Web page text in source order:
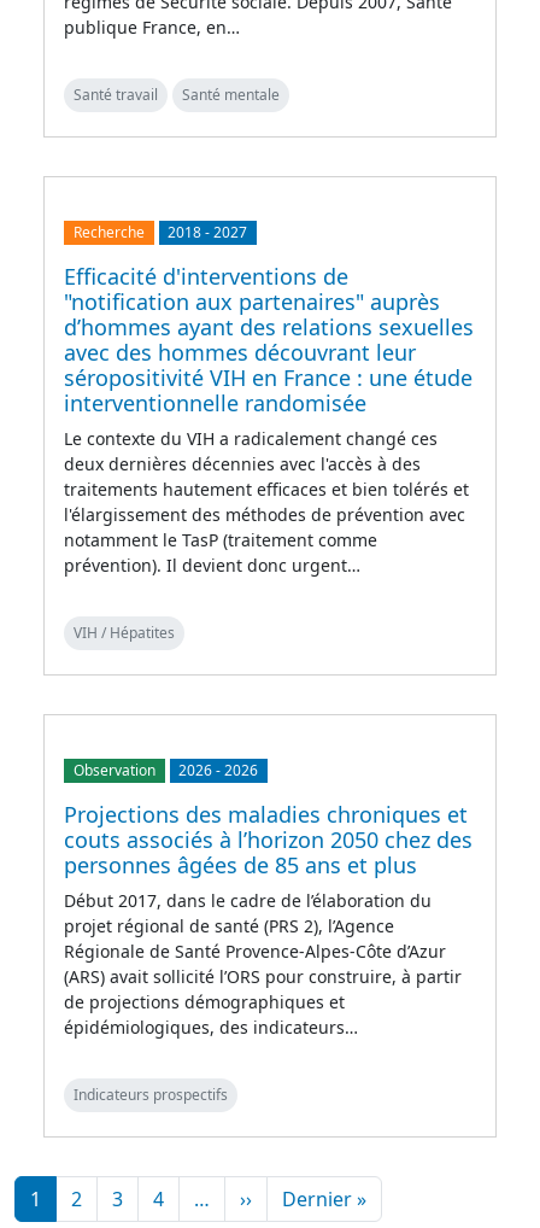
publique France, en…
Santé travail Santé mentale
Recherche 2018-2027
Efficacité d'interventions de
"notification aux partenaires" auprès
d’hommes ayant des relations sexuelles
avec des hommes découvrant leur
séropositivité VIH en France : une étude
interventionnelle randomisée
Le contexte du VIH a radicalement changé ces
deux dernières décennies avec l'accès à des
traitements hautement efficaces et bien tolérés et
l'élargissement des méthodes de prévention avec
notamment le TasP (traitement comme
prévention). Il devient donc urgent…
VIH / Hépatites
Observation 2026-2026
Projections des maladies chroniques et
couts associés à l’horizon 2050 chez des
personnes âgées de 85 ans et plus
Début 2017, dans le cadre de l’élaboration du
projet régional de santé (PRS 2), l’Agence
Régionale de Santé Provence-Alpes-Côte d’Azur
(ARS) avait sollicité l’ORS pour construire, à partir
de projections démographiques et
épidémiologiques, des indicateurs…
Indicateurs prospectifs
Pagination
1 2 3 4 … ››Page suivante
Dernier »Dernière page